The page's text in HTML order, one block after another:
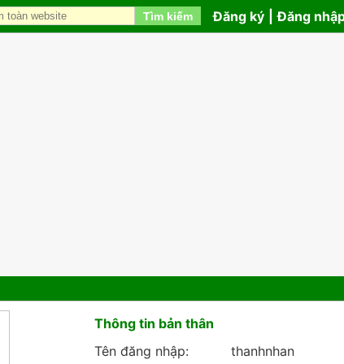
Tìm kiếm Đăng ký Đăng
Thông tin bản thân
Tên đăng nhập:
thanhnhan